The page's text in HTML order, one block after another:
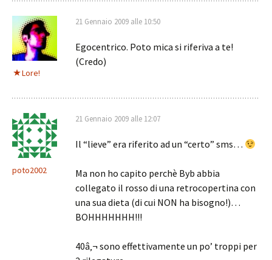
Lore!
21 Gennaio 2009 alle 10:50
Egocentrico. Poto mica si riferiva a te!
(Credo)
poto2002
21 Gennaio 2009 alle 12:07
Il “lieve” era riferito ad un “certo” sms…
Ma non ho capito perchè Byb abbia
collegato il rosso di una retrocopertina con
una sua dieta (di cui NON ha bisogno!)…
BOHHHHHHH!!!
40â‚¬ sono effettivamente un po’ troppi per